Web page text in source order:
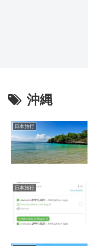
沖縄
日本旅行
日本旅行